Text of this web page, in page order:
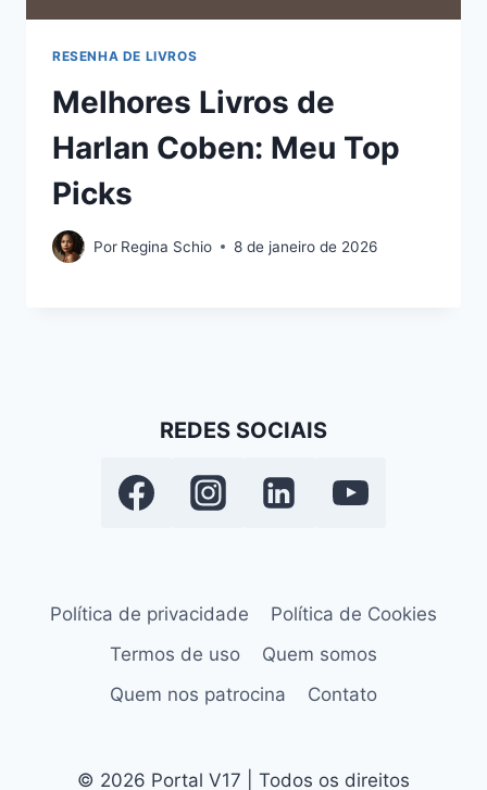
RESENHA DE LIVROS
Melhores Livros de
Harlan Coben: Meu Top
Picks
Por Regina Schio 8 de janeiro de 2026
REDES SOCIAIS
Política de privacidade
Política de Cookies
Termos de uso
Quem somos
Quem nos patrocina
Contato
© 2026 Portal V17 | Todos os direitos